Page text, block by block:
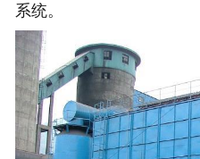
系统。